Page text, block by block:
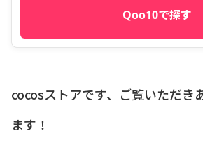
Qoo10で探す
cocosストアです、ご覧いただき
ます！